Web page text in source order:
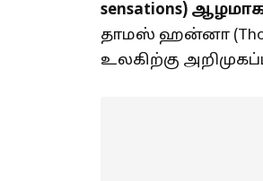
sensations)
தாமஸ் ஹன்னா
உலகிற்கு